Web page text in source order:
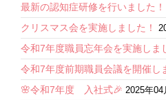
最新の認知症研修を行いました！
クリスマス会を実施しました！
令和7年度職員忘年会を実施しま
令和7年度前期職員会議を開催し
🌸令和7年度 入社式🎉 2025年04